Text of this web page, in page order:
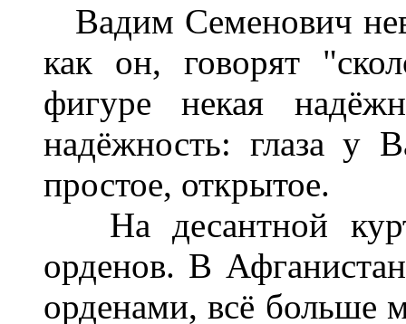
Вадим Семенович
как он, говорят
фигуре некая
надёжность: глаза у
простое, открытое.
На десантной
орденов. В
орденами, всё больше